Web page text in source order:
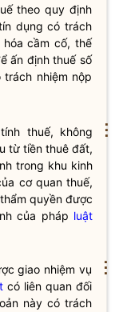
theo quy định
dụng có trách
cầm cố, thế
ấn định thuế số
nhiệm nộp
thuế, không
từ tiền thuê đất,
trong khu kinh
cơ quan thuế,
quyềnđược
của pháp luật
giao nhiệm vụ
có liên quan đối
này có trách
⋮
⋮